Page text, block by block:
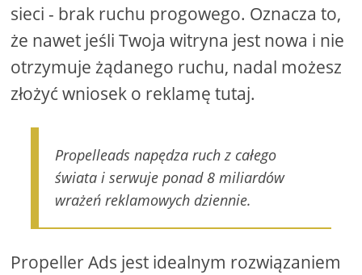
sieci - brak ruchu progowego. Oznacza to,
że nawet jeśli Twoja witryna jest nowa i nie
otrzymuje żądanego ruchu, nadal możesz
złożyć wniosek o reklamę tutaj.
Propelleads napędza ruch z całego
świata i serwuje ponad 8 miliardów
wrażeń reklamowych dziennie.
Propeller Ads jest idealnym rozwiązaniem